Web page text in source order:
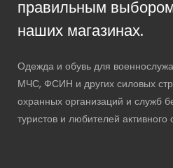
правильным
наших магазинах.
Одежда и обувь для
МЧС, ФСИН и других силовых
охранных организаций и служб
туристов и любителей активного